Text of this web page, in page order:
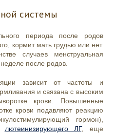
системы
периода после родов
кормит мать грудью или нет.
случаев менструальная
после родов.
зависит от частоты и
и связана с высоким
крови. Повышенные
крови подавляют реакцию
гормон),
лютеинизирующего ЛГ, еще